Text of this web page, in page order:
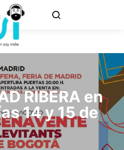
RIBERA en
14 y 15 de